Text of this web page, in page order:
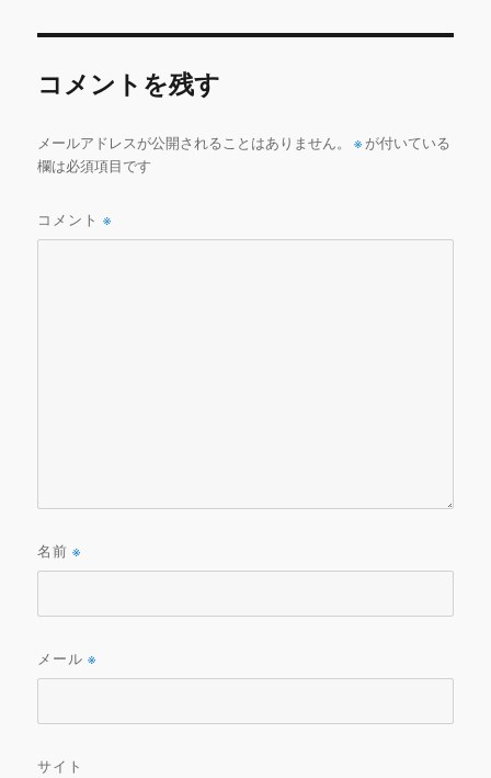
o
o
コメントを残す
メールアドレスが公開されることはありません。 ※ が付いている
欄は必須項目です
コメント※
名前※
メール※
サイト